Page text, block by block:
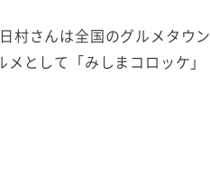
村さんは全国のグルメタウン
として「みしまコロッケ」